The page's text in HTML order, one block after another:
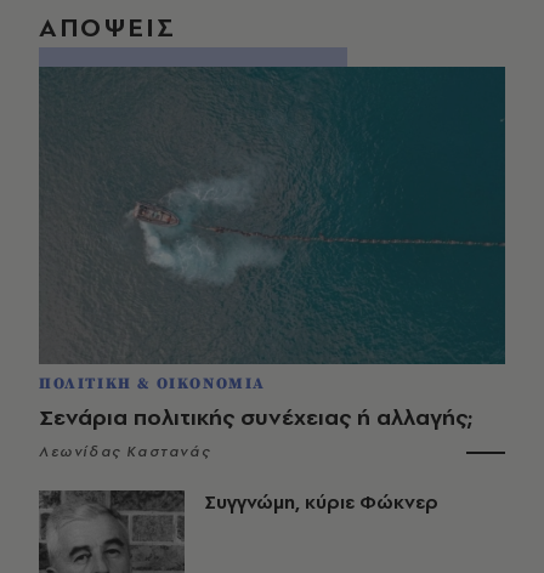
ΑΠΟΨΕΙΣ
ΠΟΛΙΤΙΚΗ & ΟΙΚΟΝΟΜΙΑ
Σενάρια πολιτικής συνέχειας ή αλλαγής;
Λεωνίδας Καστανάς
Συγγνώμη, κύριε Φώκνερ